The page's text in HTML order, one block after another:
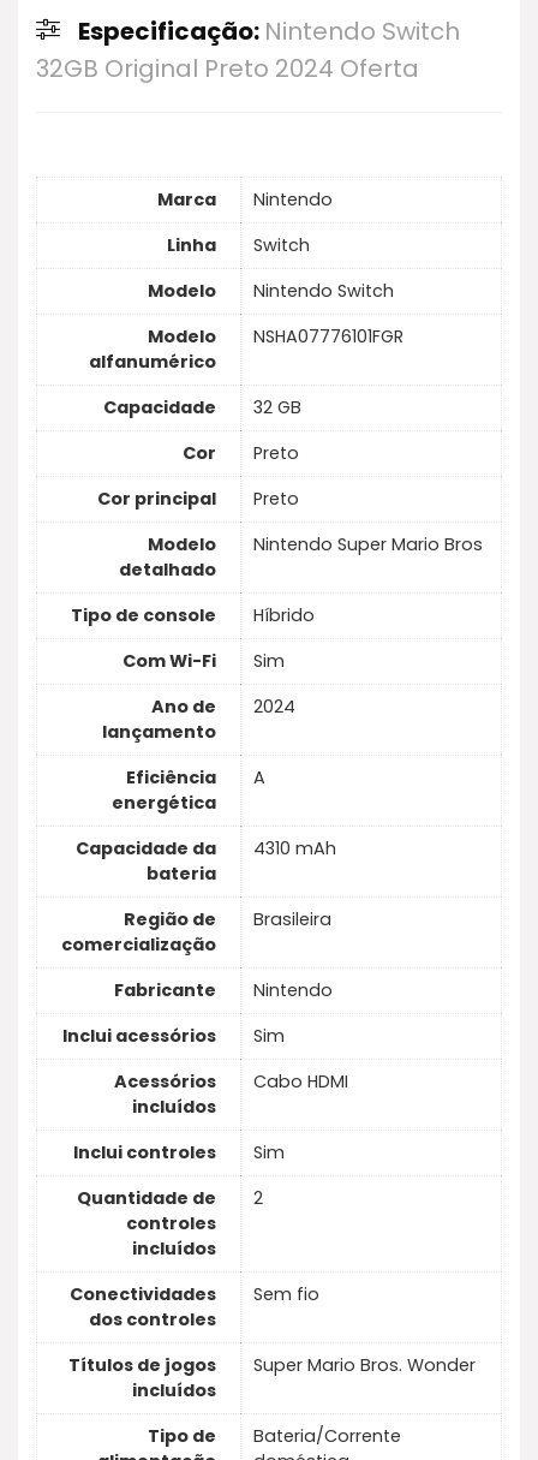
joga na TV e portátil; Inclui Super Mario Bros.
Wonder; Dois controles sem fio; Bateria de
Especificação: Nintendo Switch
32GB Original Preto 2024 Oferta
Marca
Nintendo
Linha
Switch
Modelo
Nintendo Switch
Modelo
alfanumérico
NSHA07776101FGR
Capacidade
32 GB
Cor
Preto
Cor principal
Preto
Modelo
detalhado
Nintendo Super Mario Bros
Tipo de console
Híbrido
Com Wi-Fi
Sim
Ano de
lançamento
2024
Eficiência
energética
A
Capacidade da
bateria
4310 mAh
Região de
comercialização
Brasileira
Fabricante
Nintendo
Inclui acessórios
Sim
Acessórios
incluídos
Cabo HDMI
Inclui controles
Sim
Quantidade de
controles
incluídos
2
Conectividades
dos controles
Sem fio
Títulos de jogos
incluídos
Super Mario Bros. Wonder
Tipo de
Bateria/Corrente